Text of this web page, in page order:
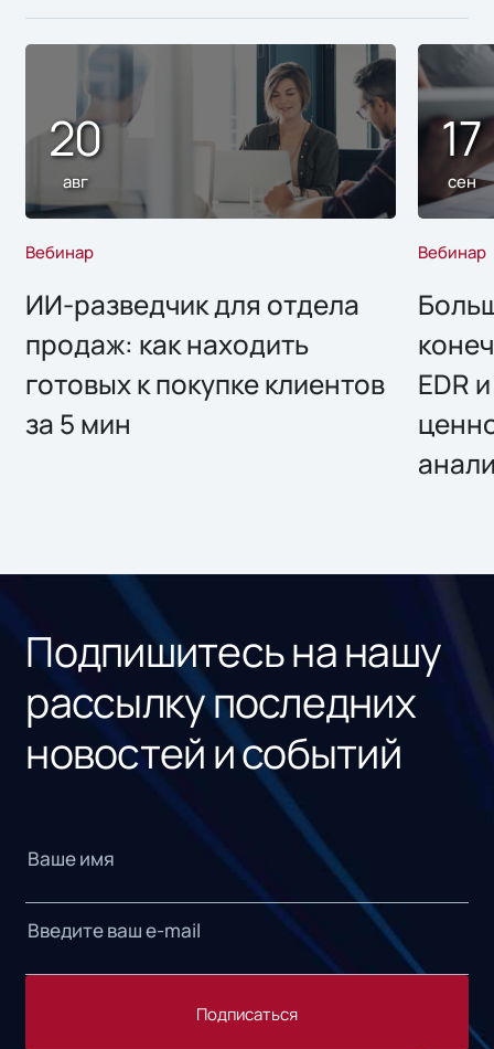
20
авг
Вебинар
ИИ-разведчик для отдела
продаж: как находить
готовых к покупке клиентов
за 5 мин
17
сен
Вебинар
EDR
Подпишитесь на нашу
рассылку последних
новостей и событий
Подписаться